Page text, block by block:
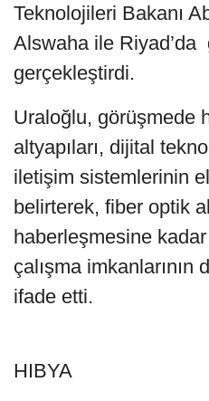
Teknolojileri Bakanı
Alswaha ile Riyad’da
gerçekleştirdi.
Uraloğlu, görüşmede
altyapıları, dijital
iletişim sistemlerinin
belirterek, fiber optik
haberleşmesine
çalışma imkanlarının
ifade etti.
HIBYA